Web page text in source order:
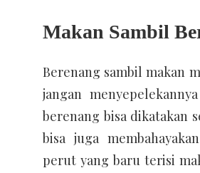
Makan Sambil
Berenang sambil makan
jangan
berenang bisa dikatakan
bisa juga
perut yang baru terisi